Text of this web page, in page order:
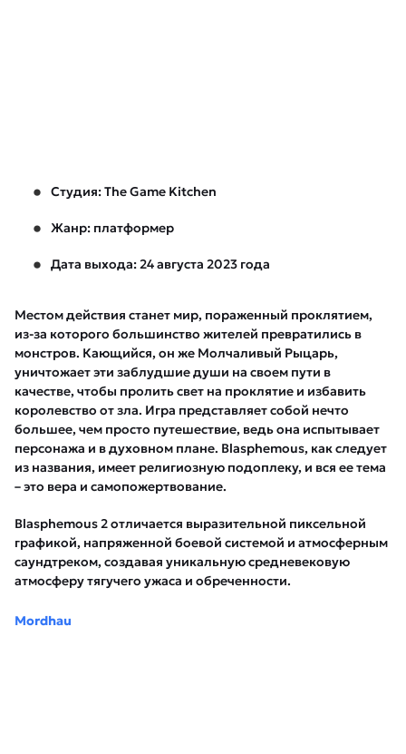
Студия: The Game Kitchen
Жанр: платформер
Дата выхода: 24 августа 2023 года
Местом действия станет мир, пораженный проклятием,
из-за которого большинство жителей превратились в
монстров. Кающийся, он же Молчаливый Рыцарь,
уничтожает эти заблудшие души на своем пути в
качестве, чтобы пролить свет на проклятие и избавить
королевство от зла. Игра представляет собой нечто
большее, чем просто путешествие, ведь она испытывает
персонажа и в духовном плане. Blasphemous, как следует
из названия, имеет религиозную подоплеку, и вся ее тема
– это вера и самопожертвование.
Blasphemous 2 отличается выразительной пиксельной
графикой, напряженной боевой системой и атмосферным
саундтреком, создавая уникальную средневековую
атмосферу тягучего ужаса и обреченности.
Mordhau